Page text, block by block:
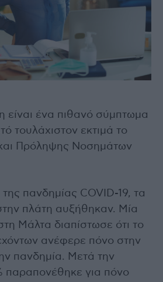
είναι ένα πιθανό σύμπτωμα
τουλάχιστον εκτιμά το
Πρόληψης Νοσημάτων
της πανδημίας COVID-19, τα
πλάτη αυξήθηκαν. Μία
Μάλτα διαπίστωσε ότι το
ανέφερε πόνο στην
πανδημία. Μετά την
παραπονέθηκε για πόνο